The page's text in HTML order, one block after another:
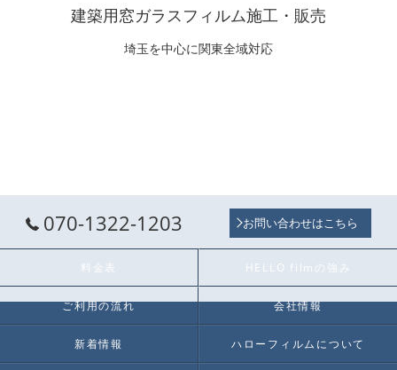
建築用窓ガラスフィルム施工・販売
埼玉を中心に関東全域対応
070-1322-1203 お問い合わせはこちら
料金表 HELLO filmの強み
ご利用の流れ 会社情報
新着情報 ハローフィルムについて